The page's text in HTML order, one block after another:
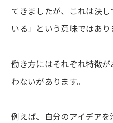
てきましたが、これは決
いる」という意味ではあり
働き方にはそれぞれ特徴
わないがあります。
例えば、自分のアイデア